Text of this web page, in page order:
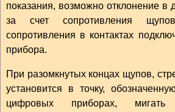
показания, возможно отклонение в
за счет сопротивления
сопротивления в контактах
прибора.
При разомкнутых концах щупов,
установится в точку,
цифровых приборах, мигать